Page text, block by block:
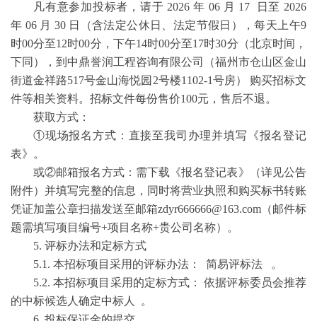
凡有意参加投标者，请于 2026 年 06 月 17 日至 2026
年 06 月 30 日（含法定公休日、法定节假日），每天上午9
时00分至12时00分，下午14时00分至17时30分（北京时间，
下同），到中鼎誉润工程咨询有限公司（福州市仓山区金山
街道金祥路517号金山海悦园2号楼1102-1号房） 购买招标文
件等相关资料。招标文件每份售价100元，售后不退。
获取方式：
①现场报名方式：直接至我司办理并填写《报名登记
表》。
或②邮箱报名方式：需下载《报名登记表》（详见公告
附件）并填写完整的信息，同时将营业执照和购买标书转账
凭证加盖公章扫描发送至邮箱zdyr666666@163.com（邮件标
题需填写项目编号+项目名称+贵公司名称）。
5. 评标办法和定标方式
5.1. 本招标项目采用的评标办法： 简易评标法 。
5.2. 本招标项目采用的定标方式： 依据评标委员会推荐
的中标候选人确定中标人 。